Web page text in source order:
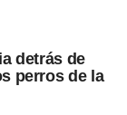
detrás de
perros de la